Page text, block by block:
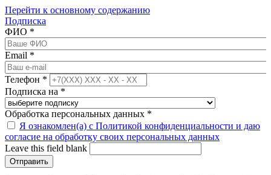
Перейти к основному содержанию
Подписка
ФИО *
Email *
Телефон *
Подписка на *
Обработка персональных данных *
Я ознакомлен(а) с Политикой конфиденциальности и даю
согласие на обработку своих персональных данных
Leave this field blank